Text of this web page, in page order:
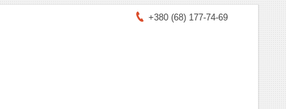
+380 (68) 177-74-69